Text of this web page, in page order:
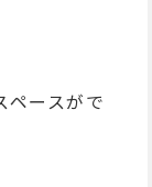
ペースがで